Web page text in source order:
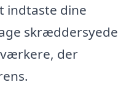
indtaste dine
skræddersyede
der